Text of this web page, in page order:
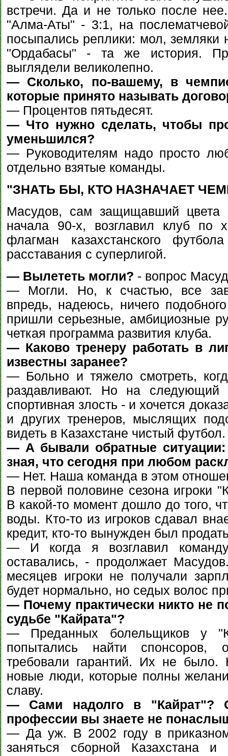
встречи. Да и не только после
"Алма-Аты" - 3:1, на
посыпались реплики: мол, земляки
"Ордабасы" - та же история.
выглядели великолепно.
— Сколько, по-вашему, в
которые принято называть
— Процентов пятьдесят.
— Что нужно сделать, чтобы
уменьшился?
— Руководителям надо просто
отдельно взятые команды.
"ЗНАТЬ БЫ, КТО НАЗНАЧАЕТ
Масудов, сам защищавший цвета
начала 90-х, возглавил клуб по
флагман казахстанского
расставания с суперлигой.
— Вылететь могли? - вопрос
— Могли. Но, к счастью, все
впредь, надеюсь, ничего
пришли серьезные, амбициозные
четкая программа развития клуба.
— Каково тренеру работать в
известны заранее?
— Больно и тяжело смотреть,
раздавливают. Но на следующий
спортивная злость - и хочется
и других тренеров, мыслящих
видеть в Казахстане чистый футбол.
— А бывали обратные ситуации:
зная, что сегодня при любом
— Нет. Наша команда в этом
В первой половине сезона игроки
В какой-то момент дошло до того,
воды. Кто-то из игроков сдавал
кредит, кто-то вынужден был
— И когда я возглавил
оставались, - продолжает
месяцев игроки не получали
будет нормально, но седых волос
— Почему практически никто не
судьбе "Кайрата"?
— Преданных болельщиков у
попытались найти спонсоров,
требовали гарантий. Их не было.
новые люди, которые полны
славу.
— Сами надолго в "Кайрат"?
профессии вы знаете не
— Да уж. В 2002 году в
заняться сборной Казахстана и